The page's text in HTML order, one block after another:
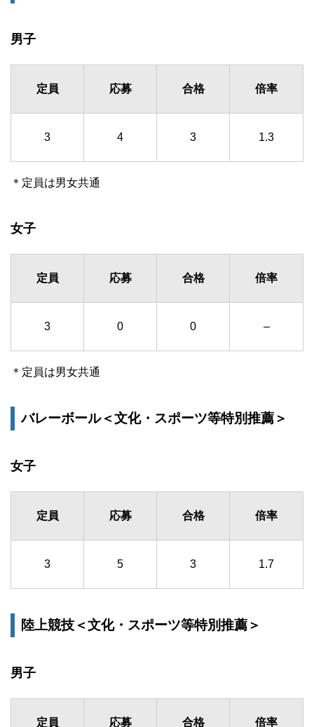
男子
定員 応募 合格 倍率
3 4 3 1.3
＊定員は男女共通
女子
定員 応募 合格 倍率
3 0 0 –
＊定員は男女共通
バレーボール＜文化・スポーツ等特別推薦＞
女子
定員 応募 合格 倍率
3 5 3 1.7
陸上競技＜文化・スポーツ等特別推薦＞
男子
定員 応募 合格 倍率